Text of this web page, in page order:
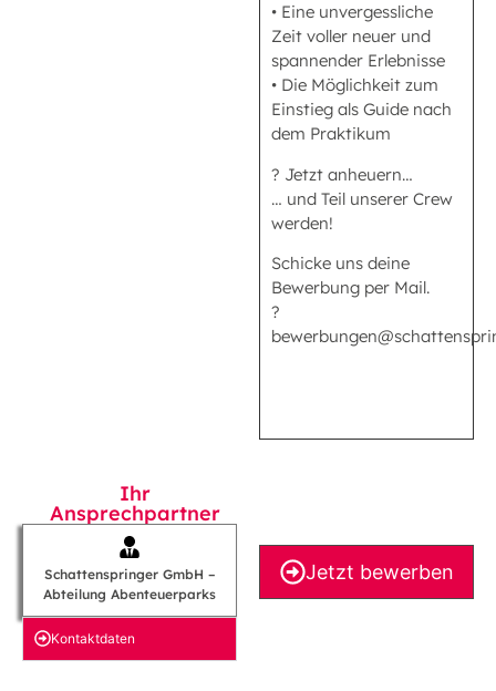
• Eine unvergessliche
Zeit voller neuer und
spannender Erlebnisse
• Die Möglichkeit zum
Einstieg als Guide nach
dem Praktikum
? Jetzt anheuern…
… und Teil unserer Crew
werden!
Schicke uns deine
Bewerbung per Mail.
?
Ihr
Ansprechpartner
Schattenspringer GmbH –
Abteilung Abenteuerparks
Kontakt­daten
Jetzt bewerben